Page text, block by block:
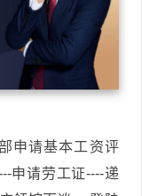
申请基本工资评
申请劳工证----递